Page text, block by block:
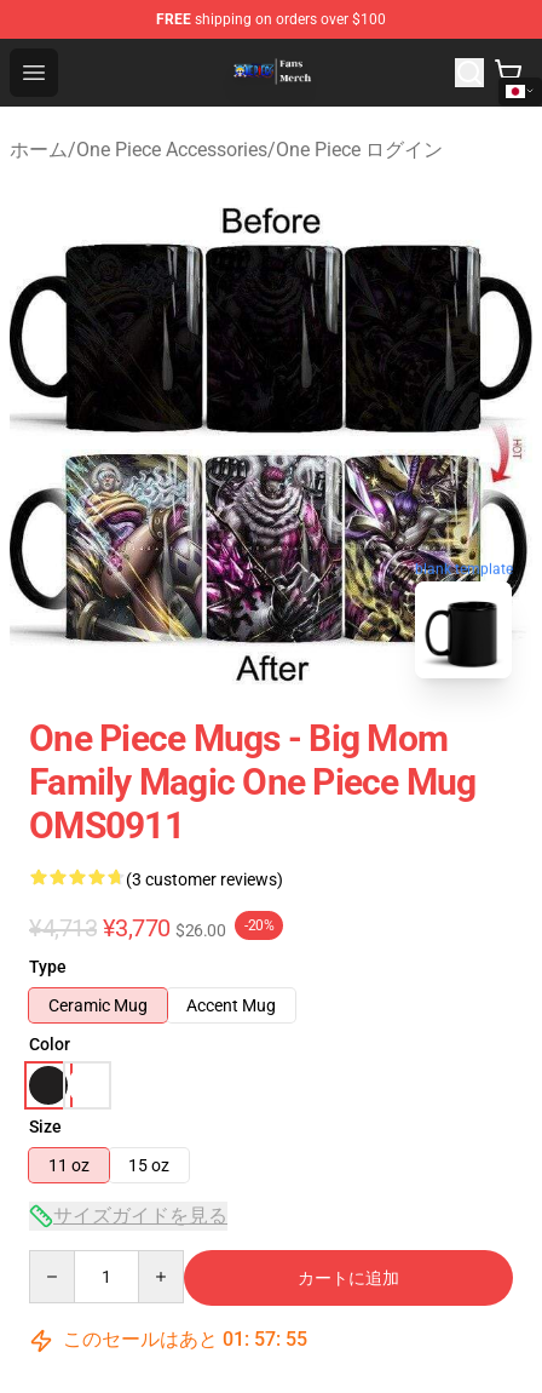
FREE shipping on orders over $100
Open menu
One Piece Store - Official One Piece Merchandise Shop
ホーム/One Piece Accessories/One Piece ログイン
blank template
One Piece Mugs - Big Mom
Family Magic One Piece Mug
OMS0911
(3 customer reviews)
¥4,713 ¥3,770 $26.00 -20%
Type
Ceramic Mug
Accent Mug
Color
Size
11 oz
15 oz
サイズガイドを見る
カートに追加
このセールはあと 01 : 57: 54